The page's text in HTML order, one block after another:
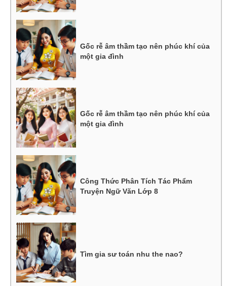
Gốc rễ âm thầm tạo nên phúc khí của
một gia đình
Gốc rễ âm thầm tạo nên phúc khí của
một gia đình
Công Thức Phân Tích Tác Phẩm
Truyện Ngữ Văn Lớp 8
Tìm gia sư toán nhu the nao?